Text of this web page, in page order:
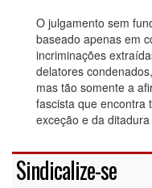
O julgamento sem
baseado apenas em
incriminações
delatores
mas tão somente a
fascista que encontra
exceção e da
Sindicalize-se